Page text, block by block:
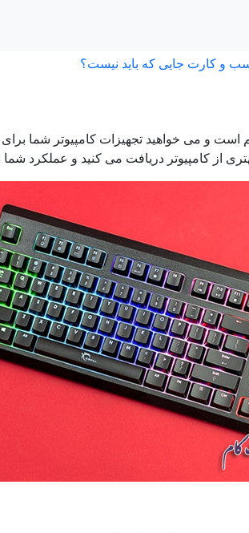
و کارت جایی که باید نیست؟
است و می خواهید تجهیزات کامپیوتر شما
از کامپیوتر دریافت می کنید و عملکرد شما